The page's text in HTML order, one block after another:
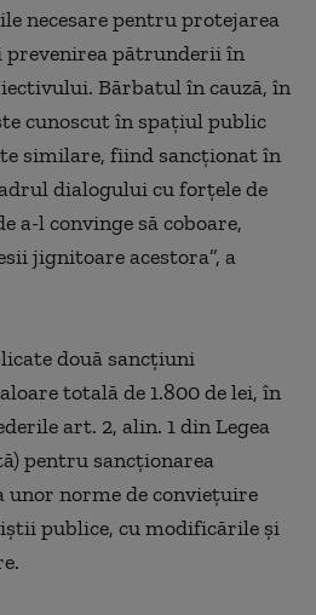
necesare pentru protejarea
prevenirea pătrunderii în
Bărbatul în cauză, în
cunoscut în spaţiul public
similare, fiind sancţionat în
dialogului cu forţele de
a-l convinge să coboare,
jignitoare acestora”, a
două sancţiuni
totală de 1.800 de lei, în
art. 2, alin. 1 din Legea
pentru sancţionarea
unor norme de convieţuire
publice, cu modificările şi